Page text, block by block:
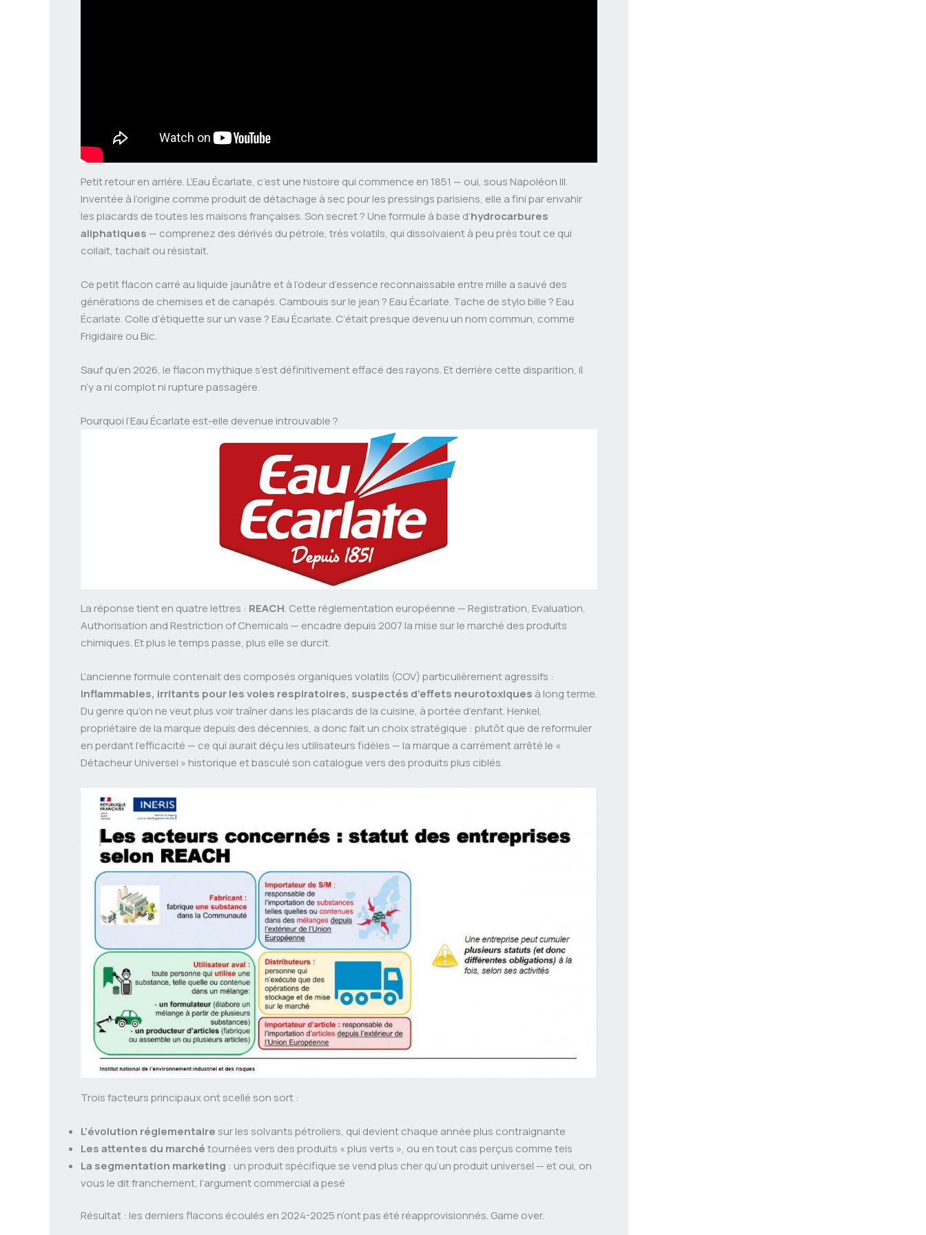
Petit retour en arrière. L’Eau Écarlate, c’est une histoire qui commence en 1851 — oui, sous Napoléon III.
Inventée à l’origine comme produit de détachage à sec pour les pressings parisiens, elle a fini par envahir
les placards de toutes les maisons françaises. Son secret ? Une formule à base d’hydrocarbures
aliphatiques — comprenez des dérivés du pétrole, très volatils, qui dissolvaient à peu près tout ce qui
collait, tachait ou résistait.
Ce petit flacon carré au liquide jaunâtre et à l’odeur d’essence reconnaissable entre mille a sauvé des
générations de chemises et de canapés. Cambouis sur le jean ? Eau Écarlate. Tache de stylo bille ? Eau
Écarlate. Colle d’étiquette sur un vase ? Eau Écarlate. C’était presque devenu un nom commun, comme
Frigidaire ou Bic.
Sauf qu’en 2026, le flacon mythique s’est définitivement effacé des rayons. Et derrière cette disparition, il
n’y a ni complot ni rupture passagère.
Pourquoi l’Eau Écarlate est-elle devenue introuvable ?
La réponse tient en quatre lettres : REACH. Cette réglementation européenne — Registration, Evaluation,
Authorisation and Restriction of Chemicals — encadre depuis 2007 la mise sur le marché des produits
chimiques. Et plus le temps passe, plus elle se durcit.
L’ancienne formule contenait des composés organiques volatils (COV) particulièrement agressifs :
inflammables, irritants pour les voies respiratoires, suspectés d’effets neurotoxiques à long terme.
Du genre qu’on ne veut plus voir traîner dans les placards de la cuisine, à portée d’enfant. Henkel,
propriétaire de la marque depuis des décennies, a donc fait un choix stratégique : plutôt que de reformuler
en perdant l’efficacité — ce qui aurait déçu les utilisateurs fidèles — la marque a carrément arrêté le «
Détacheur Universel » historique et basculé son catalogue vers des produits plus ciblés.
Trois facteurs principaux ont scellé son sort :
L’évolution réglementaire sur les solvants pétroliers, qui devient chaque année plus contraignante
Les attentes du marchétournées vers des produits « plus verts », ou en tout cas perçus comme tels
La segmentation marketing : un produit spécifique se vend plus cher qu’un produit universel — et oui, on
vous le dit franchement, l’argument commercial a pesé
Résultat : les derniers flacons écoulés en 2024-2025 n’ont pas été réapprovisionnés. Game over.